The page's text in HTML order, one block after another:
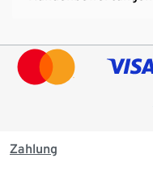
Zahlung